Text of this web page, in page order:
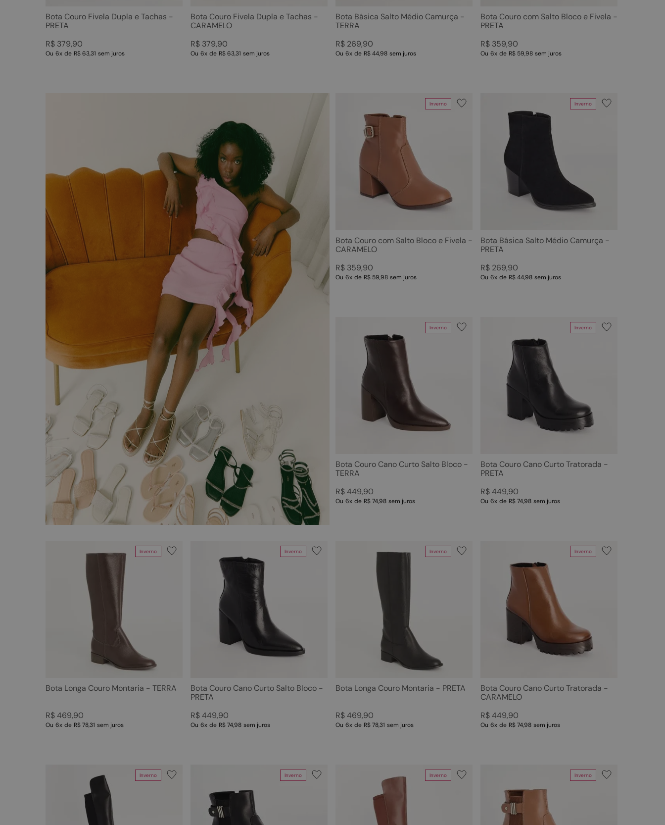
Bota Couro Fivela Dupla e Tachas -
PRETA
R$ 379,90
Ou 6x de R$ 63,31 sem juros
Bota Couro Fivela Dupla e Tachas -
CARAMELO
R$ 379,90
Ou 6x de R$ 63,31 sem juros
Bota Básica Salto Médio Camurça -
TERRA
R$ 269,90
Ou 6x de R$ 44,98 sem juros
Bota Couro com Salto Bloco e Fivela -
PRETA
R$ 359,90
Ou 6x de R$ 59,98 sem juros
Inverno
Bota Couro com Salto Bloco e Fivela -
CARAMELO
R$ 359,90
Ou 6x de R$ 59,98 sem juros
Inverno
Bota Básica Salto Médio Camurça -
PRETA
R$ 269,90
Ou 6x de R$ 44,98 sem juros
Inverno
Bota Couro Cano Curto Salto Bloco -
TERRA
R$449,90
Ou 6x de R$ 74,98 sem juros
Inverno
Bota Couro Cano Curto Tratorada -
PRETA
R$449,90
Ou 6x de R$ 74,98 sem juros
Inverno
Bota Longa Couro Montaria - TERRA
R$469,90
Ou 6x de R$ 78,31 sem juros
Inverno
Bota Couro Cano Curto Salto Bloco -
PRETA
R$449,90
Ou 6x de R$ 74,98 sem juros
Inverno
Bota Longa Couro Montaria - PRETA
R$469,90
Ou 6x de R$ 78,31 sem juros
Inverno
Bota Couro Cano Curto Tratorada -
CARAMELO
R$449,90
Ou 6x de R$ 74,98 sem juros
Inverno Inverno Inverno Inverno